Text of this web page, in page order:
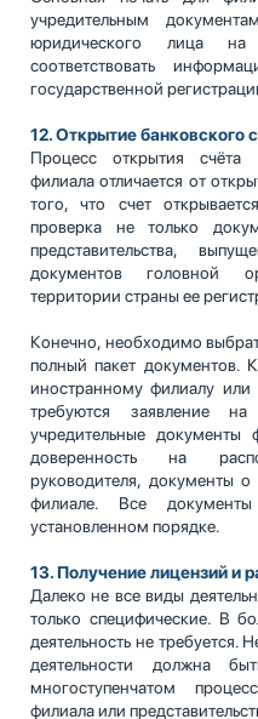
учредительным
юридического лица
соответствовать
государственной
12. Открытие банковского
Процесс открытия счёта
филиала отличается от
того, что счет
проверка не только
представительства,
документов головной
территории страны ее
Конечно, необходимо
полный пакет документов.
иностранному филиалу или
требуются заявление на
учредительные
доверенность на
руководителя, документы
филиале. Все
установленном порядке.
13. Получение лицензий и
Далеко не все виды
только специфические. В
деятельность не требуется.
деятельности должна
многоступенчатом
филиала или